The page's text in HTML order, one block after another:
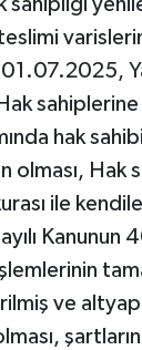
sahipliği
sahiplerine
hak
olması, Hak
ile
ve